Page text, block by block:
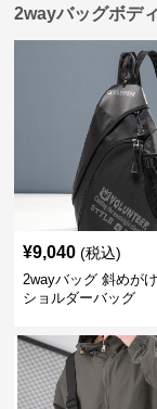
2wayバッグボデ
¥9,040 (税込)
2wayバッグ 斜めが
ショルダーバッグ